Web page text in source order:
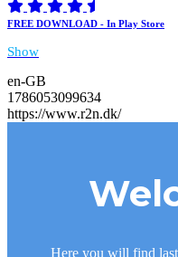
FREE DOWNLOAD - In Play Store
Show
en-GB
1786053099634
https://www.r2n.dk/
Here you will find